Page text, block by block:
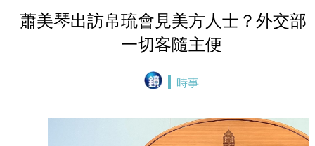
蕭美琴出訪帛琉會見美方人士？外交部
一切客隨主便
時事